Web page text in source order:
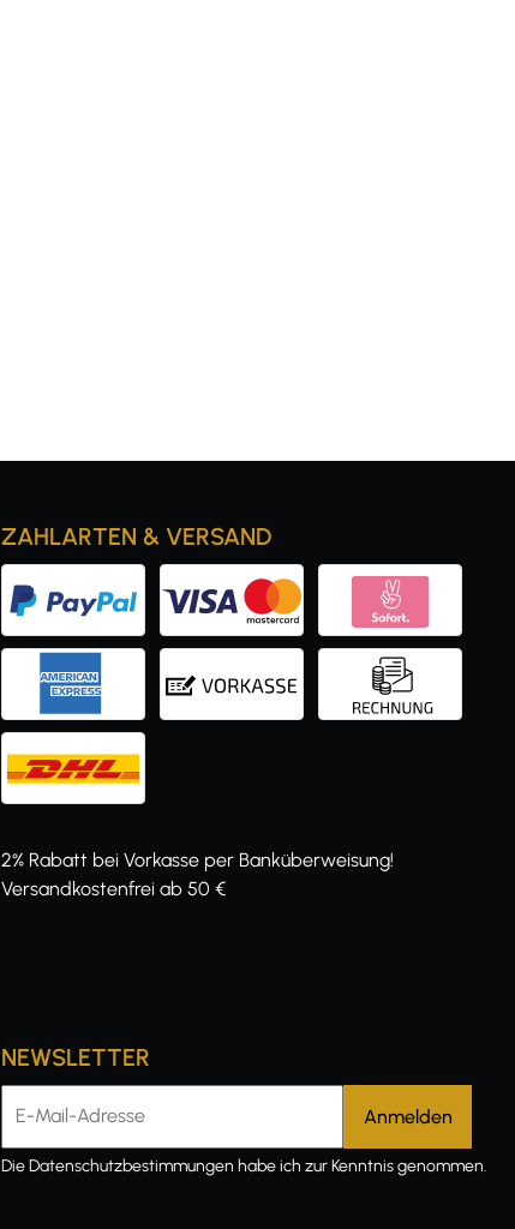
ZAHLARTEN & VERSAND
2% Rabatt bei Vorkasse per Banküberweisung!
Versandkostenfrei ab 50 €
NEWSLETTER
E-Mail-Adresse
DieDatenschutzbestimmungen habe ich zur Kenntnis genommen.